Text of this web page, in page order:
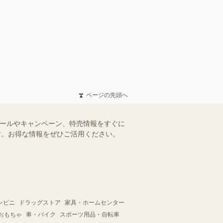
ページの先頭へ
ルやキャンペーン、特売情報をすぐに
お得な情報をぜひご活用ください。
ビニ ドラッグストア
家具・ホームセンター
もちゃ
車・バイク スポーツ用品・自転車